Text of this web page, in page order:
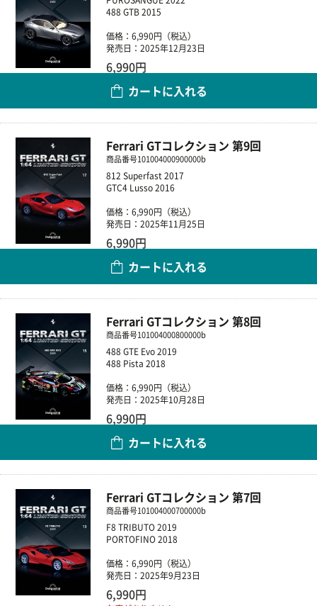
488 GTB 2015
価格：6,990円（税込）
発売日：2025年12月23日
6,990円
カートに入れる
Ferrari GTコレクション 第9回
商品番号101004000900000b
812 Superfast 2017
GTC4 Lusso 2016
価格：6,990円（税込）
発売日：2025年11月25日
6,990円
カートに入れる
Ferrari GTコレクション 第8回
商品番号101004000800000b
488 GTE Evo 2019
488 Pista 2018
価格：6,990円（税込）
発売日：2025年10月28日
6,990円
カートに入れる
Ferrari GTコレクション 第7回
商品番号101004000700000b
F8 TRIBUTO 2019
PORTOFINO 2018
価格：6,990円（税込）
発売日：2025年9月23日
6,990円